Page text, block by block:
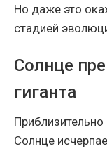
Но даже это
стадией
Солнце
гиганта
Солнце